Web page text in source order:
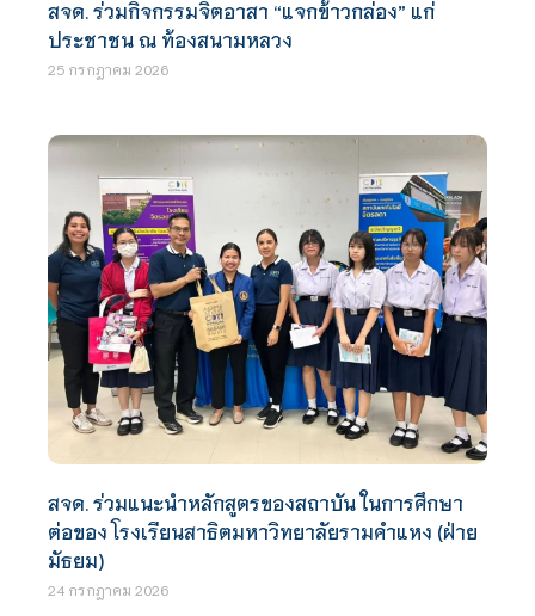
สจด. ร่วมกิจกรรมจิตอาสา “แจกข้าวกล่อง” แก่
ประชาชน ณ ท้องสนามหลวง
25 กรกฎาคม 2026
สจด. ร่วมแนะนำหลักสูตรของสถาบัน ในการศึกษา
ต่อของ โรงเรียนสาธิตมหาวิทยาลัยรามคำแหง (ฝ่าย
มัธยม)
24 กรกฎาคม 2026